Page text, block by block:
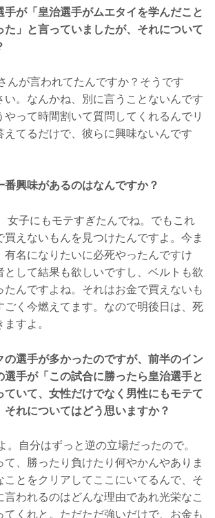
が「皇治選手がムエタイを学んだこと
た」と言っていましたが、それについて
んが言われてたんですか？そうです
い。なんかね、別に言うことないんです
やって時間割いて質問してくれるんでリ
えてるだけで、彼らに興味ないんです
興味があるのはなんですか？
女子にもモテすぎたんでね。でもこれ
買えないもんを見つけたんですよ。今ま
有名になりたいに必死やったんですけ
として結果も欲しいですし、ベルトも欲
たんですよね。それはお金で買えないも
ごく今燃えてます。なので明後日は、死
すよ。
選手が多かったのですが、前半のイン
選手が「この試合に勝ったら皇治選手と
ていて、女性だけでなく男性にもモテて
それについてはどう思いますか？
。自分はずっと逆の立場だったので。
て、勝ったり負けたり何やかんやありま
ことをクリアしてここにいてるんで、そ
言われるのはどんな理由であれ光栄なこ
てくれと。ただただ強いだけで、お金も